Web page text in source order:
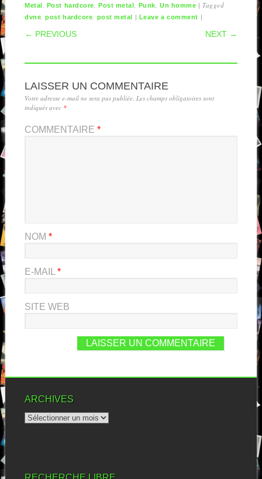
Metal, Post hardcore,Post metal, Punk, Un homme |Tagged
dvne,post hardcore, post metal | Leave a comment |
POST NAVIGATION
← PREVIOUS NEXT →
LAISSER UN COMMENTAIRE
Votre adresse e-mail ne sera pas publiée. Les champs obligatoires sont
indiqués avec *
COMMENTAIRE *
NOM *
E-MAIL *
SITE WEB
ARCHIVES